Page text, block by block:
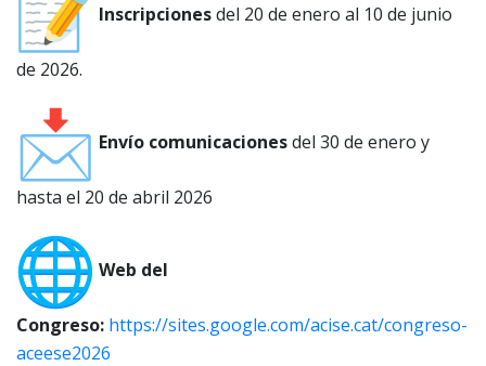
Inscripcionesdel 20 de enero al 10 de junio
de 2026.
Envío comunicacionesdel 30 de enero y
hasta el 20 de abril 2026
Web del
Congreso: https://sites.google.com/acise.cat/congreso-
aceese2026